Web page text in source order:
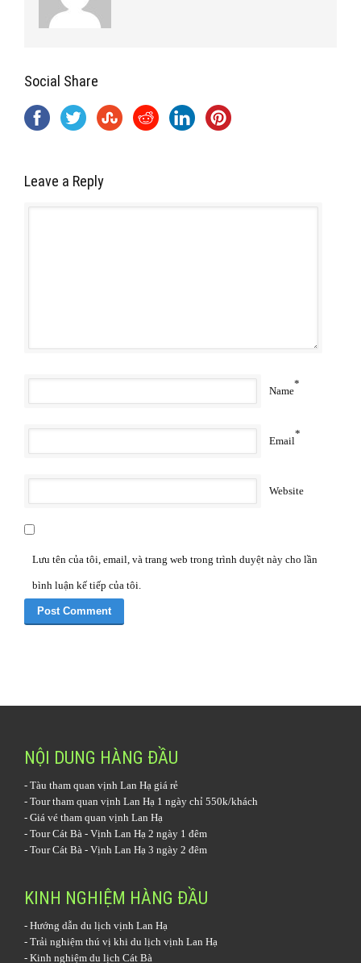
Social Share
Leave a Reply
Name
*
Email
*
Website
Lưu tên của tôi, email, và trang web trong trình duyệt này cho lần
bình luận kế tiếp của tôi.
NỘI DUNG HÀNG ĐẦU
- Tàu tham quan vịnh Lan Hạ giá rẻ
- Tour tham quan vịnh Lan Hạ 1 ngày chỉ 550k/khách
- Giá vé tham quan vịnh Lan Hạ
- Tour Cát Bà - Vịnh Lan Hạ 2 ngày 1 đêm
- Tour Cát Bà - Vịnh Lan Hạ 3 ngày 2 đêm
KINH NGHIỆM HÀNG ĐẦU
- Hướng dẫn du lịch vịnh Lan Hạ
- Trải nghiệm thú vị khi du lịch vịnh Lan Hạ
- Kinh nghiệm du lịch Cát Bà